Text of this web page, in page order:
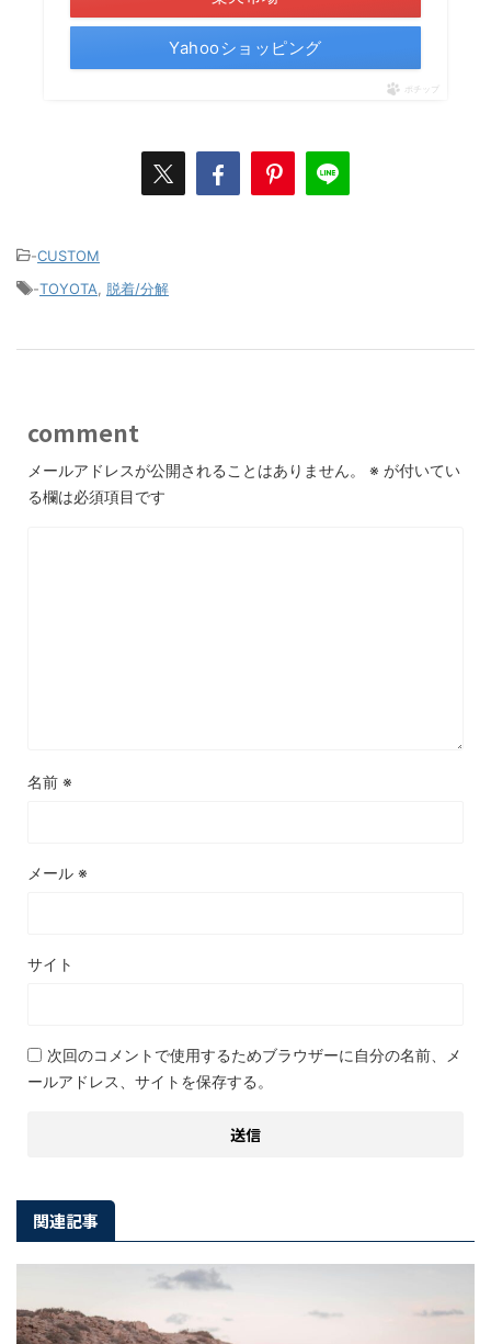
Yahooショッピング
ポチップ
-CUSTOM
-TOYOTA 脱着/分解
comment
メールアドレスが公開されることはありません。 ※ が付いてい
る欄は必須項目です
名前 ※
メール ※
サイト
次回のコメントで使用するためブラウザーに自分の名前、メ
ールアドレス、サイトを保存する。
関連記事